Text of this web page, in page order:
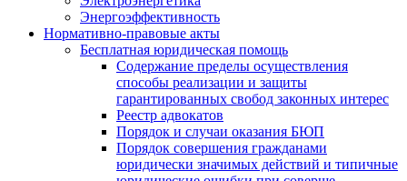
Энергоэффективность
Нормативно-правовые акты
Бесплатная юридическая помощь
Содержание пределы осуществления
способы реализации и защиты
гарантированных свобод законных интерес
Реестр адвокатов
Порядок и случаи оказания БЮП
Порядок совершения гражданами
юридически значимых действий и типичные